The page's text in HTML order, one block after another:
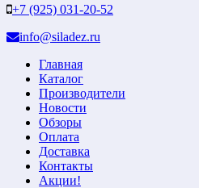
+7 (925) 031-20-52
info@siladez.ru
Главная
Каталог
Производители
Новости
Обзоры
Оплата
Доставка
Контакты
Акции!